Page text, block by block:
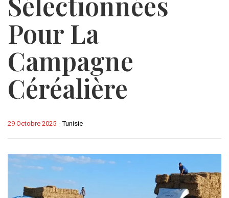
Pour La
Campagne
Céréalière
-Tunisie
29 Octobre 2025